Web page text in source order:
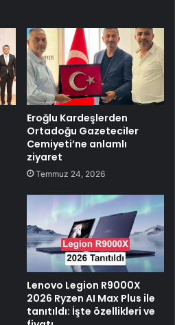
Eroğlu Kardeşlerden
Ortadoğu Gazeteciler
Cemiyeti’ne anlamlı
ziyaret
Temmuz 24, 2026
Lenovo Legion R9000X
2026 Ryzen AI Max Plus ile
tanıtıldı: İşte özellikleri ve